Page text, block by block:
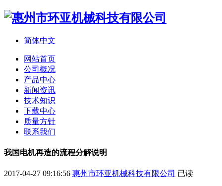
简体中文
网站首页
公司概况
产品中心
新闻资讯
技术知识
下载中心
质量方针
联系我们
我国电机再造的流程分解说明
2017-04-27 09:16:56 惠州市环亚机械科技有限公司 已读